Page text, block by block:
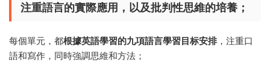
注重語言的實際應用，以及批判性思維的培養；
每個單元，都根據英語學習的九項語言學習目标安排，注重口
語和寫作，同時強調思維和方法；